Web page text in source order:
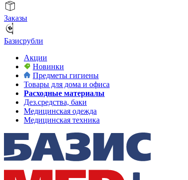
Заказы
Базисрубли
Акции
Новинки
Предметы гигиены
Товары для дома и офиса
Расходные материалы
Дез.средства, баки
Медицинская одежда
Медицинская техника